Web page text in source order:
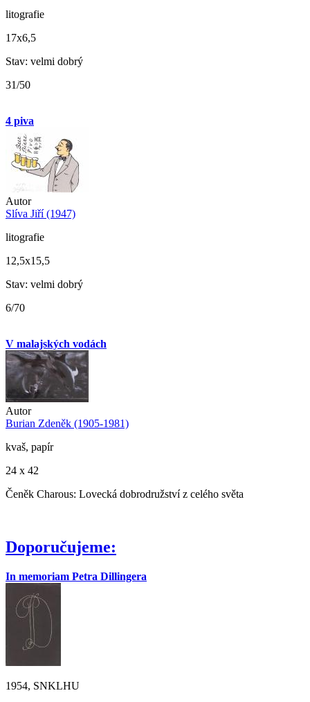
litografie
17x6,5
Stav: velmi dobrý
31/50
4 piva
Autor
Slíva Jiří (1947)
litografie
12,5x15,5
Stav: velmi dobrý
6/70
V malajských vodách
Autor
Burian Zdeněk (1905-1981)
kvaš, papír
24 x 42
Čeněk Charous: Lovecká dobrodružství z celého světa
Doporučujeme:
In memoriam Petra Dillingera
1954, SNKLHU